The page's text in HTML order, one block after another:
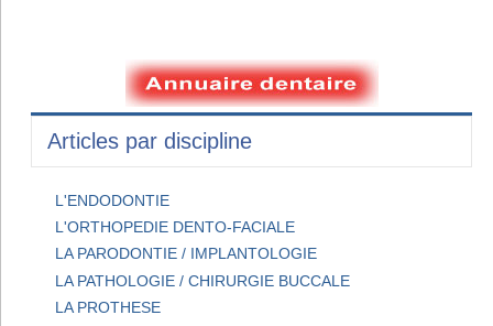
Articles par discipline
L'ENDODONTIE
L'ORTHOPEDIE DENTO-FACIALE
LA PARODONTIE / IMPLANTOLOGIE
LA PATHOLOGIE / CHIRURGIE BUCCALE
LA PROTHESE